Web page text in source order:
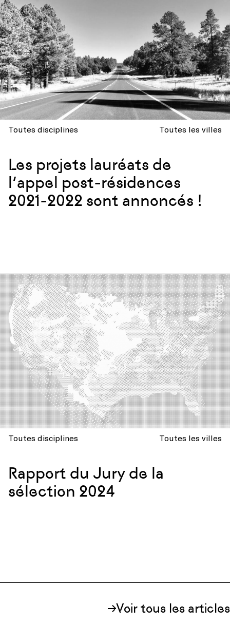
Toutes disciplines Toutes les villes
Les projets lauréats de
l’appel post-résidences
2021-2022 sont annoncés !
Toutes disciplines Toutes les villes
Rapport du Jury de la
sélection 2024
Voir tous les articles